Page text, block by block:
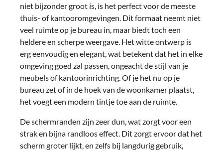
niet bijzonder groot is, is het perfect voor de meeste
thuis- of kantooromgevingen. Dit formaat neemt niet
veel ruimte op je bureau in, maar biedt toch een
heldere en scherpe weergave. Het witte ontwerp is
erg eenvoudig en elegant, wat betekent dat het in elke
omgeving goed zal passen, ongeacht de stijl van je
meubels of kantoorinrichting. Of je het nu op je
bureau zet of in de hoek van de woonkamer plaatst,
het voegt een modern tintje toe aan de ruimte.
De schermranden zijn zeer dun, wat zorgt voor een
strak en bijna randloos effect. Dit zorgt ervoor dat het
scherm groter lijkt, en zelfs bij langdurig gebruik,